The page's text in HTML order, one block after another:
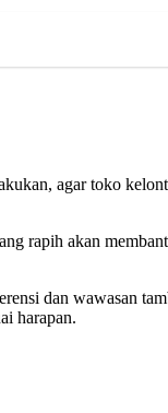
agar toko
rapih akan
dan wawasan
harapan.